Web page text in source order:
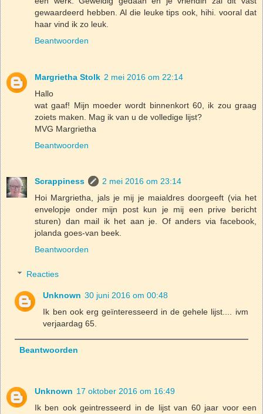
gewaardeerd hebben. Al die leuke tips ook, hihi. vooral dat
haar vind ik zo leuk.
Beantwoorden
Margrietha Stolk 2 mei 2016 om 22:14
Hallo
wat gaaf! Mijn moeder wordt binnenkort 60, ik zou graag
zoiets maken. Mag ik van u de volledige lijst?
MVG Margrietha
Beantwoorden
Scrappiness
2 mei 2016 om 23:14
Hoi Margrietha, jals je mij je maialdres doorgeeft (via het
envelopje onder mijn post kun je mij een prive bericht
sturen) dan mail ik het aan je. Of anders via facebook,
jolanda goes-van beek.
Beantwoorden
Reacties
Unknown 30 juni 2016 om 00:48
Ik ben ook erg geïnteresseerd in de gehele lijst.... ivm
verjaardag 65.
Beantwoorden
Unknown 17 oktober 2016 om 16:49
Ik ben ook geintresseerd in de lijst van 60 jaar voor een